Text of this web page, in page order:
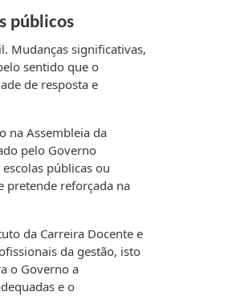
públicos
Mudanças significativas,
sentido que o
de resposta e
na Assembleia da
pelo Governo
públicas ou
pretende reforçada na
da Carreira Docente e
da gestão, isto
o Governo a
e o